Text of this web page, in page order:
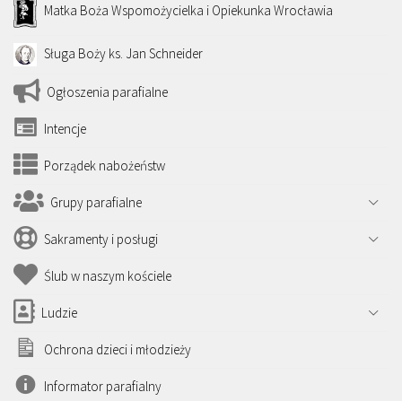
Matka Boża Wspomożycielka i Opiekunka Wrocławia
Sługa Boży ks. Jan Schneider
Ogłoszenia parafialne
Intencje
Porządek nabożeństw
Grupy parafialne
Sakramenty i posługi
Ślub w naszym kościele
Ludzie
Ochrona dzieci i młodzieży
Informator parafialny